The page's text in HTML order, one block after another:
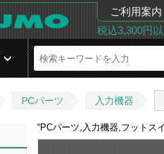
ご利用案内
税込3,300円
PCパーツ 入力機器
“PCパーツ,入力機器,フットス